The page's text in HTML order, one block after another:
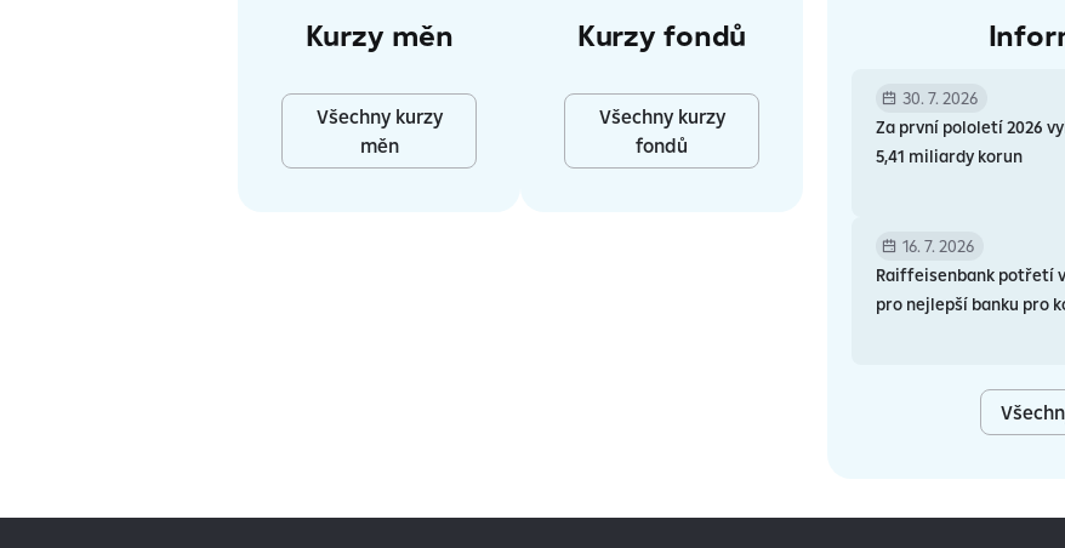
Kurzy měn
Všechny kurzy
měn
Kurzy fondů
Všechny kurzy
fondů
30. 7. 2026
Za první pololetí 2026
5,41 miliardy korun
16. 7. 2026
Raiffeisenbank potřetí
pro nejlepší banku pro